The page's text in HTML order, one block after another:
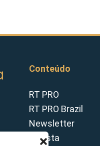
Conteúdo
RT PRO
RT PRO Brazil
Newsletter
Revista